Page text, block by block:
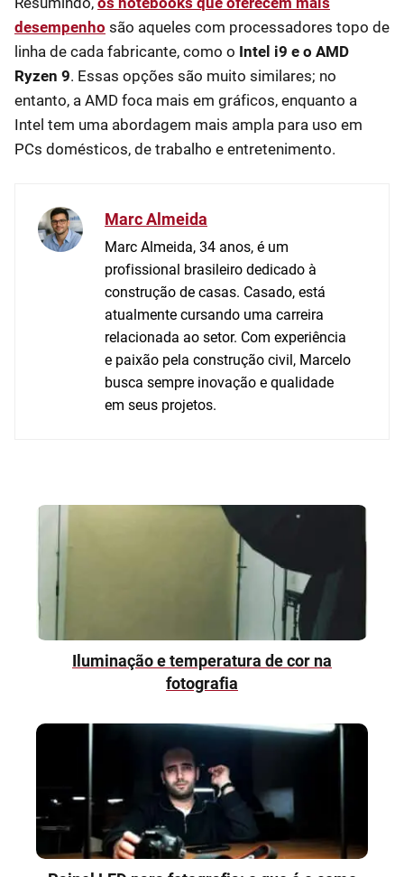
desempenho são aqueles com processadores topo de
linha de cada fabricante, como o Intel i9 e o AMD
Ryzen 9. Essas opções são muito similares; no
entanto, a AMD foca mais em gráficos, enquanto a
Intel tem uma abordagem mais ampla para uso em
PCs domésticos, de trabalho e entretenimento.
Marc Almeida
Marc Almeida, 34 anos, é um
profissional brasileiro dedicado à
construção de casas. Casado, está
atualmente cursando uma carreira
relacionada ao setor. Com experiência
e paixão pela construção civil, Marcelo
busca sempre inovação e qualidade
em seus projetos.
Iluminação e temperatura de cor na
fotografia